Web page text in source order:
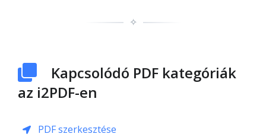
✧
Kapcsolódó PDF kategóriák
az i2PDF-en
PDF szerkesztése